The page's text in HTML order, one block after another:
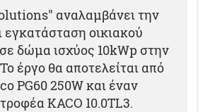
αναλαμβάνει την
εγκατάσταση οικιακού
δώμα ισχύος 10kWp στην
έργο θα αποτελείται από
PG60 250W και έναν
KACO 10.0TL3.